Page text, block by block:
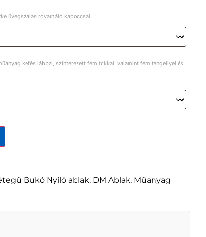
üvegszálas rovarháló kapoccsal
kefés lábbal, színterezett fém tokkal, valamint fém tengellyel és
Bukó Nyíló ablak, DM Ablak, Műanyag